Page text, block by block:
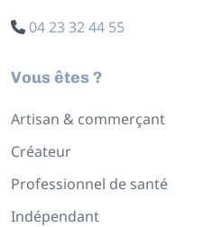
04 23 32 44 55
Vous êtes ?
Artisan & commerçant
Créateur
Professionnel de santé
Indépendant